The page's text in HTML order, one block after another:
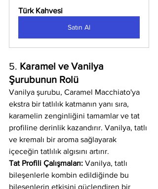
Türk Kahvesi
Satın Al
5. Karamel ve Vanilya
Şurubunun Rolü
Vanilya şurubu, Caramel Macchiato'ya
ekstra bir tatlılık katmanın yanı sıra,
karamelin zenginliğini tamamlar ve tat
profiline derinlik kazandırır. Vanilya, tatlı
ve kremalı bir aroma sağlayarak
içeceğin tatlılık algısını artırır.
Tat Profili Çalışmaları: Vanilya, tatlı
bileşenlerle kombin edildiğinde bu
bileşenlerin etkisini güçlendiren bir